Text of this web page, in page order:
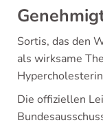
Sortis, das den
als wirksame
Die offiziellen